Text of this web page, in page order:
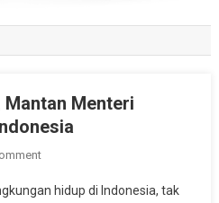
Menteri
On
Emilhidup di Indonesia, tak